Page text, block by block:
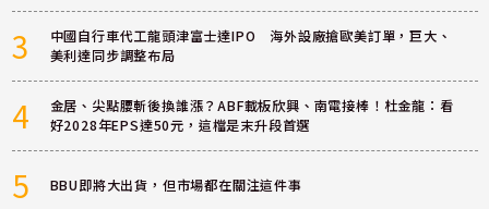
3
中國自行車代工龍頭津富士達IPO 海外設廠搶歐美訂單，巨大、
美利達同步調整布局
4
金居、尖點腰斬後換誰漲？ABF載板欣興、南電接棒！杜金龍：看
好2028年EPS達50元，這檔是末升段首選
5 BBU即將大出貨，但市場都在關注這件事